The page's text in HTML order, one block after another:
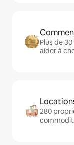
Plus de
aider à
280